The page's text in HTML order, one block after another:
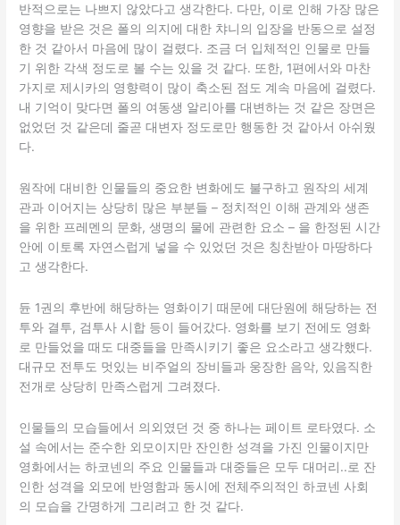
반적으로는 나쁘지 않았다고 생각한다. 다만, 이로 인해 가장 많은
영향을 받은 것은 폴의 의지에 대한 챠니의 입장을 반동으로 설정
한 것 같아서 마음에 많이 걸렸다. 조금 더 입체적인 인물로 만들
기 위한 각색 정도로 볼 수는 있을 것 같다. 또한, 1편에서와 마찬
가지로 제시카의 영향력이 많이 축소된 점도 계속 마음에 걸렸다.
내 기억이 맞다면 폴의 여동생 알리아를 대변하는 것 같은 장면은
없었던 것 같은데 줄곧 대변자 정도로만 행동한 것 같아서 아쉬웠
다.
원작에 대비한 인물들의 중요한 변화에도 불구하고 원작의 세계
관과 이어지는 상당히 많은 부분들 – 정치적인 이해 관계와 생존
을 위한 프레멘의 문화, 생명의 물에 관련한 요소 – 을 한정된 시간
안에 이토록 자연스럽게 넣을 수 있었던 것은 칭찬받아 마땅하다
고 생각한다.
듄 1권의 후반에 해당하는 영화이기 때문에 대단원에 해당하는 전
투와 결투, 검투사 시합 등이 들어갔다. 영화를 보기 전에도 영화
로 만들었을 때도 대중들을 만족시키기 좋은 요소라고 생각했다.
대규모 전투도 멋있는 비주얼의 장비들과 웅장한 음악, 있음직한
전개로 상당히 만족스럽게 그려졌다.
인물들의 모습들에서 의외였던 것 중 하나는 페이트 로타였다. 소
설 속에서는 준수한 외모이지만 잔인한 성격을 가진 인물이지만
영화에서는 하코넨의 주요 인물들과 대중들은 모두 대머리..로 잔
인한 성격을 외모에 반영함과 동시에 전체주의적인 하코넨 사회
의 모습을 간명하게 그리려고 한 것 같다.